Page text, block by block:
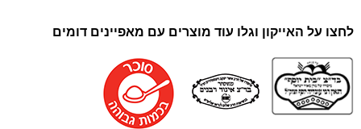
לחצו על האייקון וגלו עוד מוצרים עם מאפיינים דומים